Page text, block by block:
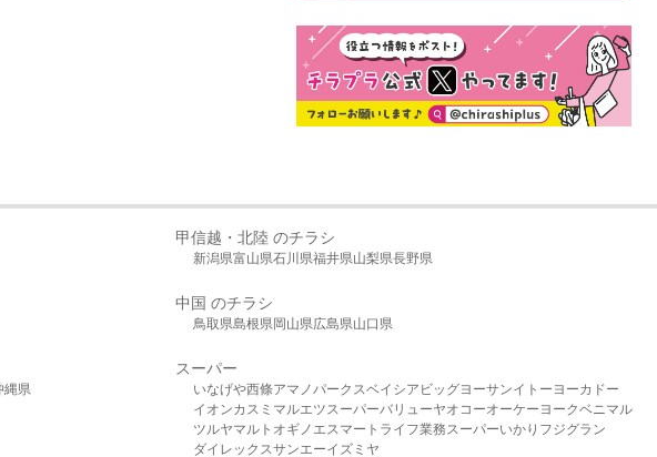
甲信越・北陸 のチラシ
新潟県富山県石川県福井県山梨県長野県
中国 のチラシ
鳥取県島根県岡山県広島県山口県
縄県
スーパー
いなげや西條アマノパークスベイシア ビッグヨーサンイトーヨーカドー
イオンカスミ マルエツ スーパーバリューヤオコーオーケー ヨークベニマル
ツルヤマルト オギノ エスマート ライフ業務スーパーいかり フジグラン
ダイレックスサンエーイズミヤ